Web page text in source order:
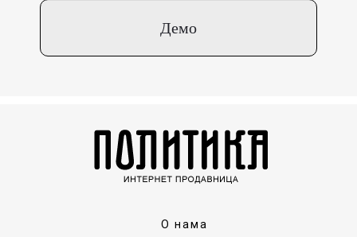
Демо
О нама